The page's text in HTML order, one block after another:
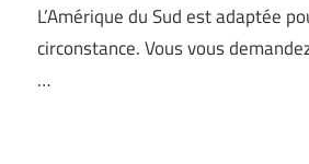
L’Amérique du Sud est adaptée
circonstance. Vous vous
…